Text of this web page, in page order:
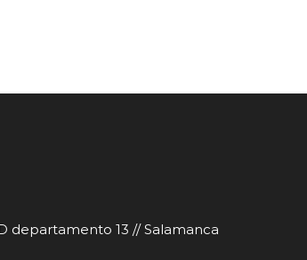
departamento 13 // Salamanca